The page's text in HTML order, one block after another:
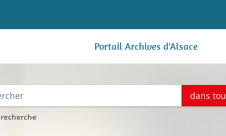
Portail Archives d'Alsace
dans